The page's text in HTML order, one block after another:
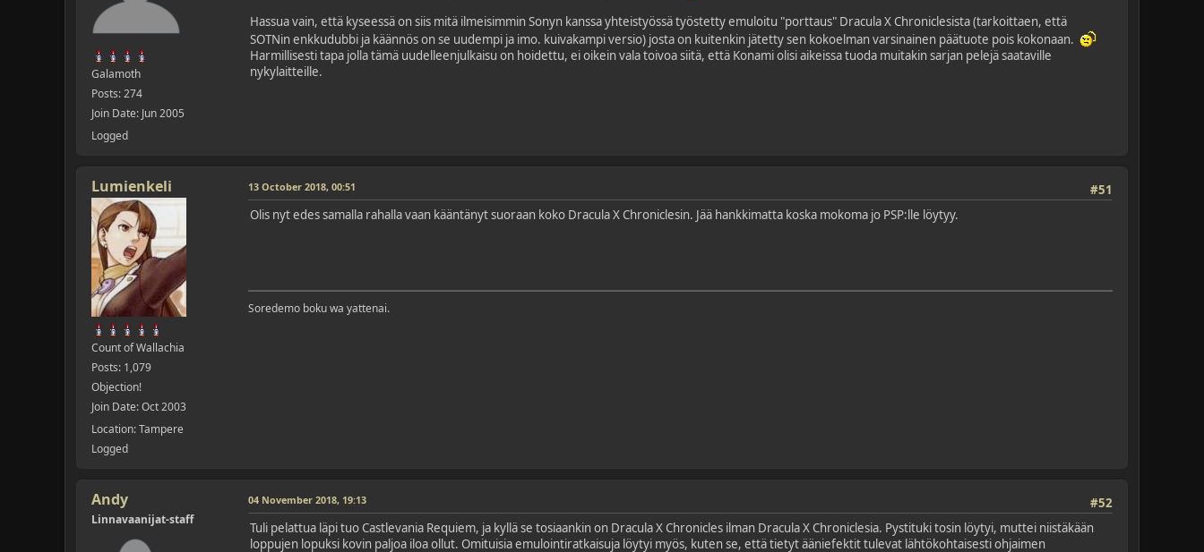
Galamoth
Posts: 274
Join Date: Jun 2005
Logged
Hassua vain, että kyseessä on siis mitä ilmeisimmin Sonyn kanssa yhteistyössä työstetty emuloitu "porttaus" Dracula X Chroniclesista (tarkoittaen, että
SOTNin enkkudubbi ja käännös on se uudempi ja imo. kuivakampi versio) josta on kuitenkin jätetty sen kokoelman varsinainen päätuote pois kokonaan.
Harmillisesti tapa jolla tämä uudelleenjulkaisu on hoidettu, ei oikein vala toivoa siitä, että Konami olisi aikeissa tuoda muitakin sarjan pelejä saataville
nykylaitteille.
Lumienkeli
Count of Wallachia
Posts: 1,079
Objection!
Join Date: Oct 2003
Location: Tampere
Logged
#51
13 October 2018, 00:51
Olis nyt edes samalla rahalla vaan kääntänyt suoraan koko Dracula X Chroniclesin. Jää hankkimatta koska mokoma jo PSP:lle löytyy.
Soredemo boku wa yattenai.
Andy
Linnavaanijat-staff
#52
04 November 2018, 19:13
Tuli pelattua läpi tuo Castlevania Requiem, ja kyllä se tosiaankin on Dracula X Chronicles ilman Dracula X Chroniclesia. Pystituki tosin löytyi, muttei niistäkään
loppujen lopuksi kovin paljoa iloa ollut. Omituisia emulointiratkaisuja löytyi myös, kuten se, että tietyt ääniefektit tulevat lähtökohtaisesti ohjaimen